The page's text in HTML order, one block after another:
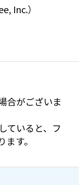
Inc.）
合がございま
ていると、フ
す。